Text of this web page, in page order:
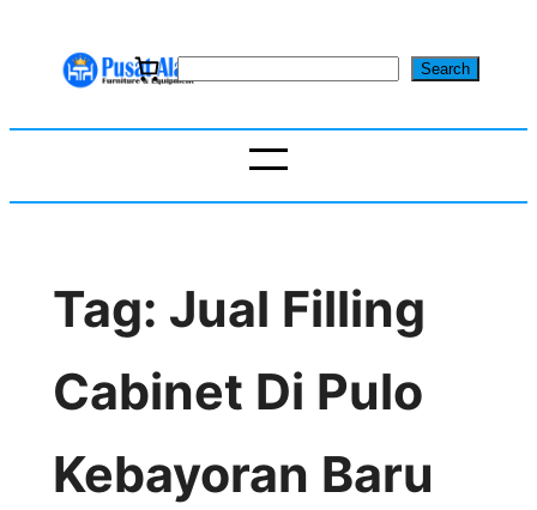
S
r
Search
Tag: Jual Filling
Cabinet Di Pulo
Kebayoran Baru